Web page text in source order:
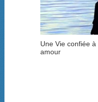
Une Vie confiée à
amour